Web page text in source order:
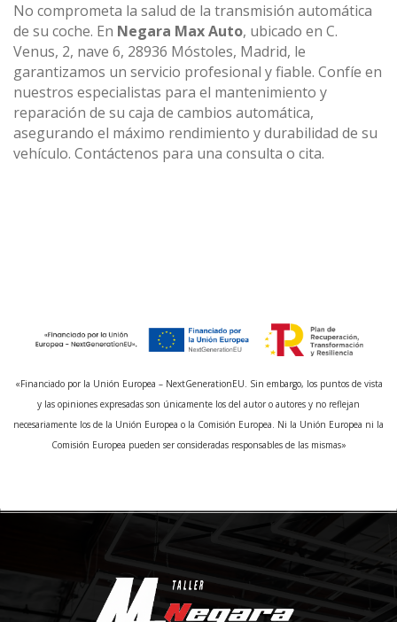
No comprometa la salud de la transmisión automática
de su coche. En Negara Max Auto, ubicado en C.
Venus, 2, nave 6, 28936 Móstoles, Madrid, le
garantizamos un servicio profesional y fiable. Confíe en
nuestros especialistas para el mantenimiento y
reparación de su caja de cambios automática,
asegurando el máximo rendimiento y durabilidad de su
vehículo. Contáctenos para una consulta o cita.
«Financiado por la Unión Europea – NextGenerationEU. Sin embargo, los puntos de vista
y las opiniones expresadas son únicamente los del autor o autores y no reflejan
necesariamente los de la Unión Europea o la Comisión Europea. Ni la Unión Europea ni la
Comisión Europea pueden ser consideradas responsables de las mismas»